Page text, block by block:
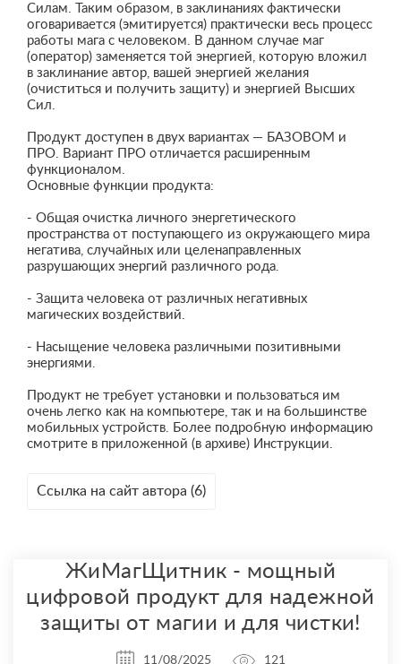
Силам. Таким образом, в заклинаниях фактически
оговаривается (эмитируется) практически весь процесс
работы мага с человеком. В данном случае маг
(оператор) заменяется той энергией, которую вложил
в заклинание автор, вашей энергией желания
(очиститься и получить защиту) и энергией Высших
Сил.
Продукт доступен в двух вариантах — БАЗОВОМ и
ПРО. Вариант ПРО отличается расширенным
функционалом.
Основные функции продукта:
- Общая очистка личного энергетического
пространства от поступающего из окружающего мира
негатива, случайных или целенаправленных
разрушающих энергий различного рода.
- Защита человека от различных негативных
магических воздействий.
- Насыщение человека различными позитивными
энергиями.
Продукт не требует установки и пользоваться им
очень легко как на компьютере, так и на большинстве
мобильных устройств. Более подробную информацию
смотрите в приложенной (в архиве) Инструкции.
Ссылка на сайт автора (6)
ЖиМагЩитник - мощный
цифровой продукт для надежной
защиты от магии и для чистки!
11/08/2025 121